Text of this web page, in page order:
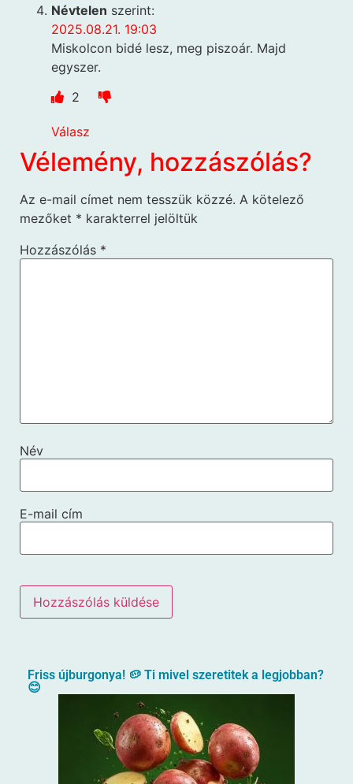
Névtelen szerint:
2025.08.21. 19:03
Miskolcon bidé lesz, meg piszoár. Majd
egyszer.
2
Válasz
Vélemény, hozzászólás?
Az e-mail címet nem tesszük közzé. A kötelező
mezőket * karakterrel jelöltük
Hozzászólás *
Név
E-mail cím
Friss újburgonya! 🥔 Ti mivel szeretitek a legjobban?
😊